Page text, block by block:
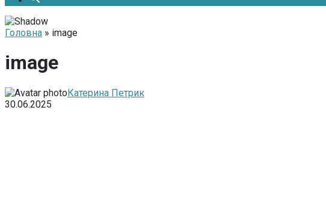
Головна » image
image
Катерина Петрик
30.06.2025